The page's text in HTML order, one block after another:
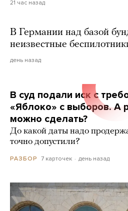
21 час назад
В Германии над базой
неизвестные
день назад
В суд подали иск с
«Яблоко» с выборов. А
можно сделать?
До какой даты надо
точно допустили?
РАЗБОР 7 карточек день назад